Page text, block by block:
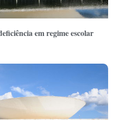
em regime escolar